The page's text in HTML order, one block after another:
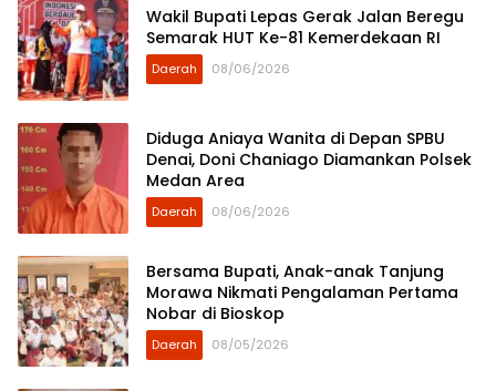
Wakil Bupati Lepas Gerak Jalan Beregu
Semarak HUT Ke-81 Kemerdekaan RI
Daerah 08/06/2026
Diduga Aniaya Wanita di Depan SPBU
Denai, Doni Chaniago Diamankan Polsek
Medan Area
Daerah 08/06/2026
Bersama Bupati, Anak-anak Tanjung
Morawa Nikmati Pengalaman Pertama
Nobar di Bioskop
Daerah 08/05/2026